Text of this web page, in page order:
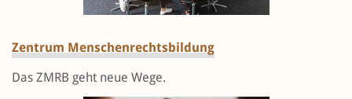
Zentrum Menschenrechtsbildung
Das ZMRB geht neue Wege.